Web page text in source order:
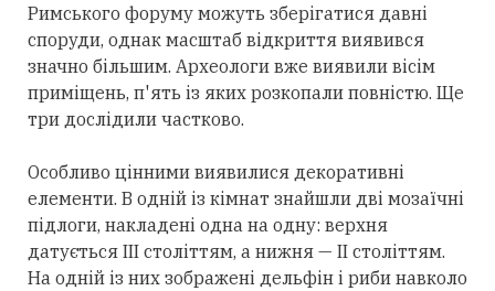
Римського форуму можуть зберігатися давні
споруди, однак масштаб відкриття виявився
значно більшим. Археологи вже виявили вісім
приміщень, п'ять із яких розкопали повністю. Ще
три дослідили частково.
Особливо цінними виявилися декоративні
елементи. В одній із кімнат знайшли дві мозаїчні
підлоги, накладені одна на одну: верхня
датується III століттям, а нижня — II століттям.
На одній із них зображені дельфін і риби навколо